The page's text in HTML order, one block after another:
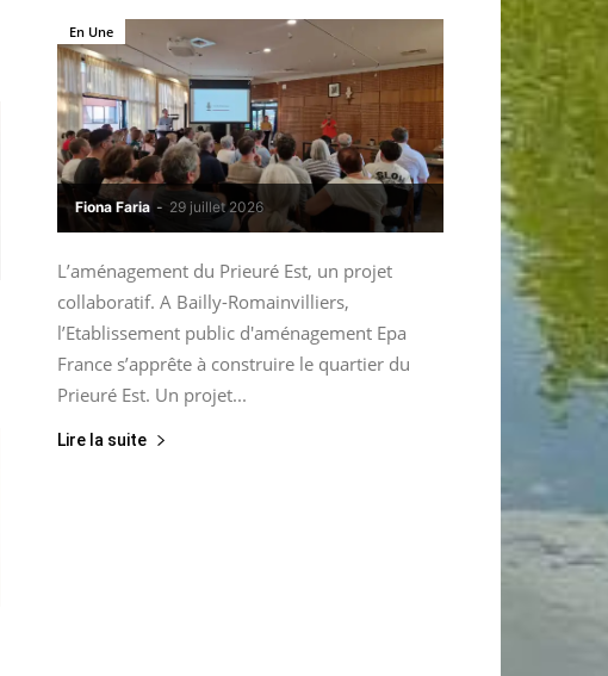
Fiona Faria - 29 juillet 2026
En Une
L’aménagement du Prieuré Est, un projet
collaboratif. A Bailly-Romainvilliers,
l’Etablissement public d'aménagement Epa
France s’apprête à construire le quartier du
Prieuré Est. Un projet...
Lire la suite